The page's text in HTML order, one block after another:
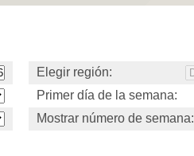
Elegir región:
Primer día de la semana:
Mostrar número de semana: